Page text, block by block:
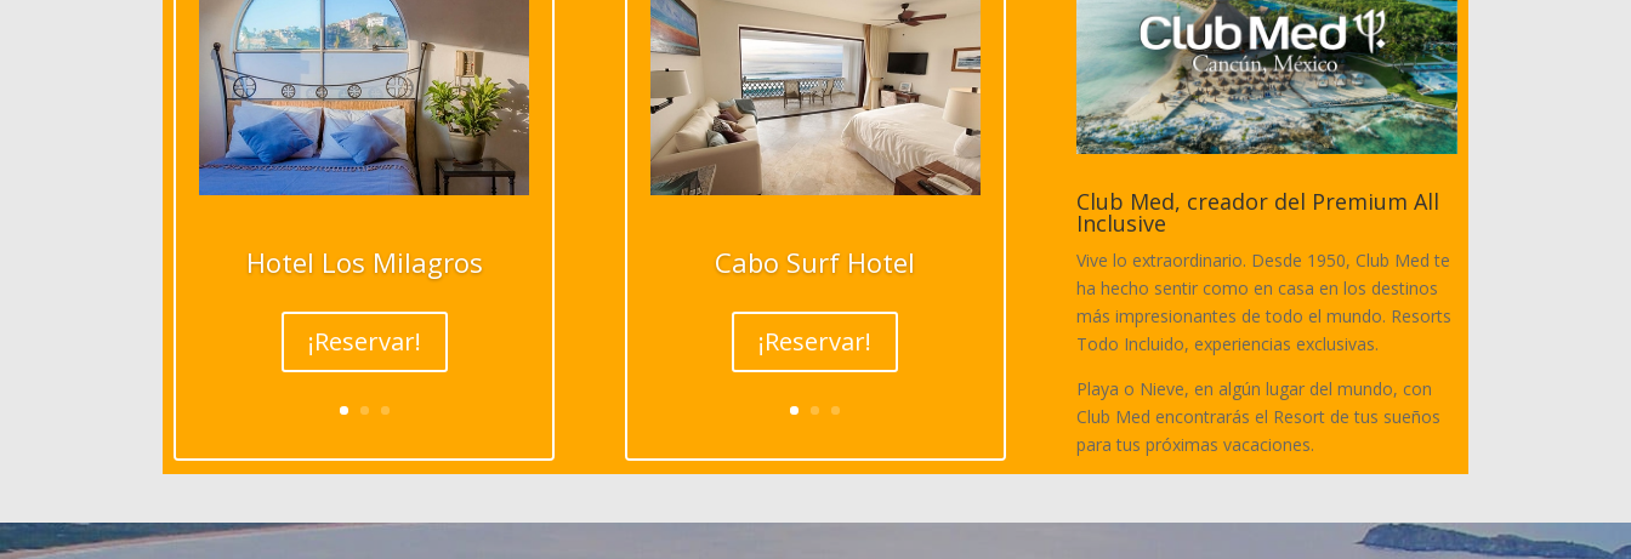
Hotel Los Milagros
¡Reservar!
Cabo Surf Hotel
¡Reservar!
Club Med, creador del Premium All
Inclusive
Vive lo extraordinario. Desde 1950, Club Med te
ha hecho sentir como en casa en los destinos
más impresionantes de todo el mundo. Resorts
Todo Incluido, experiencias exclusivas.
Playa o Nieve, en algún lugar del mundo, con
Club Med encontrarás el Resort de tus sueños
para tus próximas vacaciones.